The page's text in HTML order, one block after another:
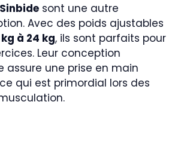
sont une autre
Avec des poids ajustables
à 24 kg, ils sont parfaits pour
Leur conception
assure une prise en main
qui est primordial lors des